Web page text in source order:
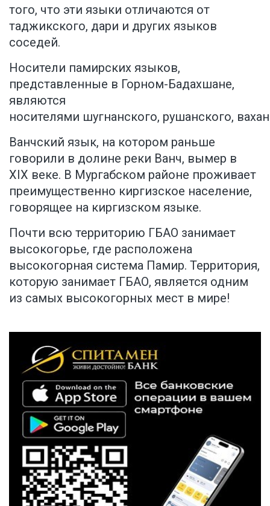
того, что эти языки отличаются от
таджикского, дари и других языков
соседей.
Носители памирских языков,
представленные в Горном-Бадахшане,
являются
носителями шугнанского, рушанского,
Ванчский язык, на котором раньше
говорили в долине реки Ванч, вымер в
XIX веке. В Мургабском районе проживает
преимущественно киргизское население,
говорящее на киргизском языке.
Почти всю территорию ГБАО занимает
высокогорье, где расположена
высокогорная система Памир. Территория,
которую занимает ГБАО, является одним
из самых высокогорных мест в мире!